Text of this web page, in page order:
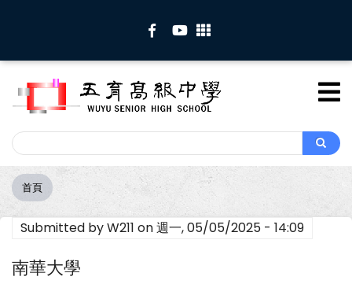
內
Search
Search
導
航
連
首頁
Submitted byW211 on週一, 05/05/2025 - 14:09
南華大學